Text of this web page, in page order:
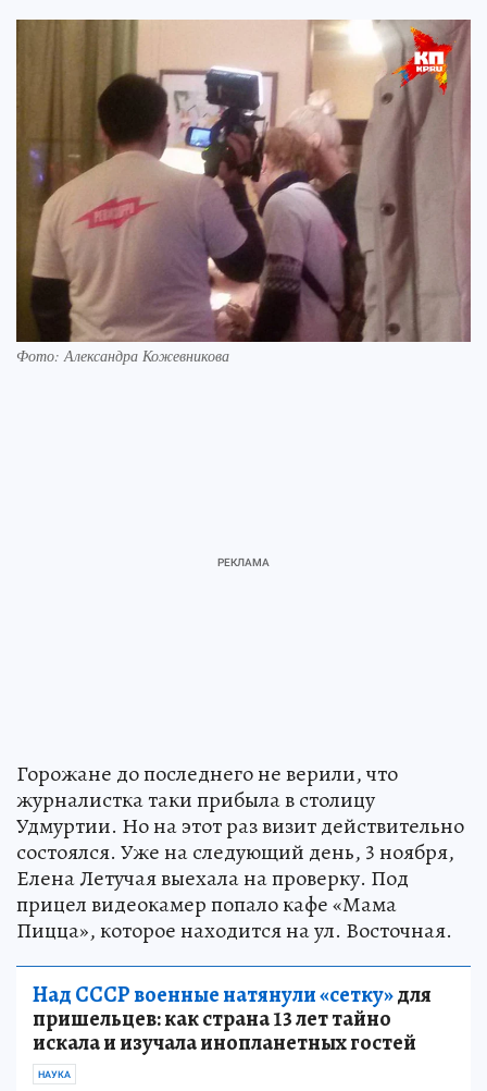
Фото: Александра Кожевникова
Горожане до последнего не верили, что
журналистка таки прибыла в столицу
Удмуртии. Но на этот раз визит действительно
состоялся. Уже на следующий день, 3 ноября,
Елена Летучая выехала на проверку. Под
прицел видеокамер попало кафе «Мама
Пицца», которое находится на ул. Восточная.
Над СССР военные натянули «сетку»для
пришельцев: как страна 13 лет тайно
искала и изучала инопланетных гостей
НАУКА